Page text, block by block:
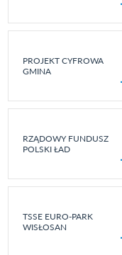
PROJEKT CYFROWA
GMINA
RZĄDOWY FUNDUSZ
POLSKI ŁAD
TSSE EURO-PARK
WISŁOSAN